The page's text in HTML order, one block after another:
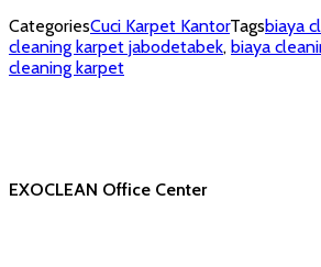
CategoriesCuci Karpet KantorTagsbiaya
cleaning karpet jabodetabek, biaya
cleaning karpet
EXOCLEAN Office Center